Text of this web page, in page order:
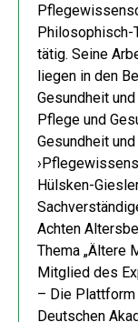
Philosophisch-
tätig. Seine
liegen in den
Gesundheit
Pflege und
Gesundheit
Hülsken-
Achten
Thema „Ältere
Mitglied des
– Die
Deutschen